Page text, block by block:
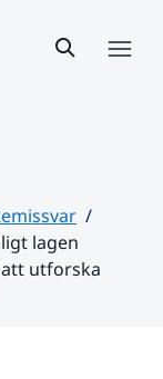
lagen
utforska